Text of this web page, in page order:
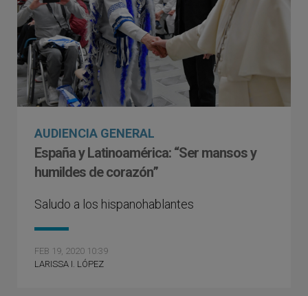
AUDIENCIA GENERAL
España y Latinoamérica: “Ser mansos y
humildes de corazón”
Saludo a los hispanohablantes
FEB 19, 2020 10:39
LARISSA I. LÓPEZ